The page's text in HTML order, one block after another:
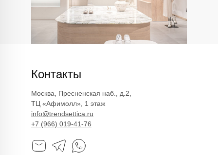
Контакты
Москва, Пресненская наб., д.2,
ТЦ «Афимолл», 1 этаж
info@trendsettica.ru
+7 (966) 019-41-76
Оферта
конфиденциальности
Как оформить заказ
Возврат
Оплата и доставка
Пуловеры и джемперы
Футболки и майки
ИНН 616110027633
ОГРНИП 317774600562272